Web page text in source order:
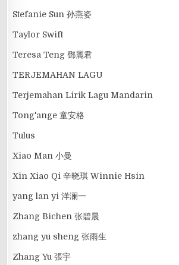
Stefanie Sun 孙燕姿
Taylor Swift
Teresa Teng 鄧麗君
TERJEMAHAN LAGU
Terjemahan Lirik Lagu Mandarin
Tong'ange 童安格
Tulus
Xiao Man 小曼
Xin Xiao Qi 辛晓琪 Winnie Hsin
yang lan yi 洋澜一
Zhang Bichen 张碧晨
zhang yu sheng 张雨生
Zhang Yu 張宇